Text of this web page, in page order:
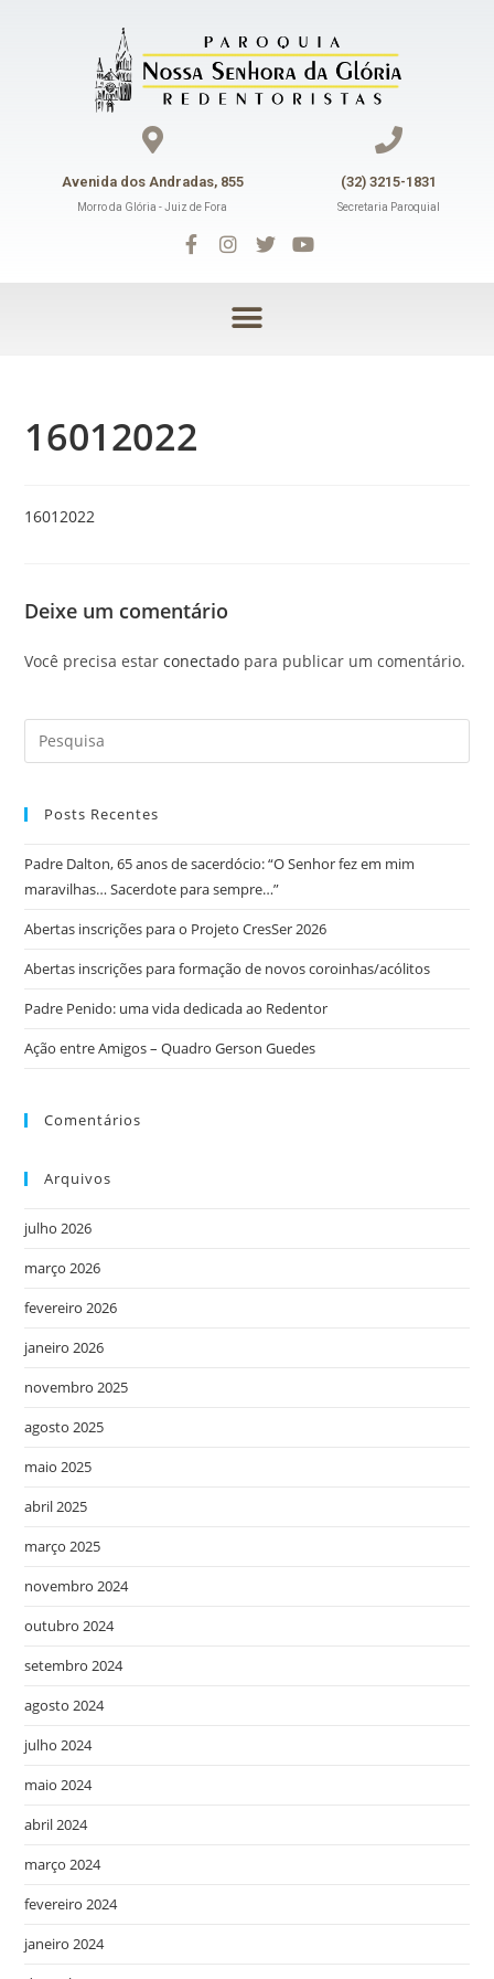
Avenida dos Andradas, 855
Morro da Glória - Juiz de Fora
(32) 3215-1831
Secretaria Paroquial
16012022
16012022
Deixe um comentário
Você precisa estarconectado para publicar um comentário.
Posts Recentes
Padre Dalton, 65 anos de sacerdócio: “O Senhor fez em mim
maravilhas… Sacerdote para sempre…”
Abertas inscrições para o Projeto CresSer 2026
Abertas inscrições para formação de novos coroinhas/acólitos
Padre Penido: uma vida dedicada ao Redentor
Ação entre Amigos – Quadro Gerson Guedes
Comentários
Arquivos
julho 2026
março 2026
fevereiro 2026
janeiro 2026
novembro 2025
agosto 2025
maio 2025
abril 2025
março 2025
novembro 2024
outubro 2024
setembro 2024
agosto 2024
julho 2024
maio 2024
abril 2024
março 2024
fevereiro 2024
janeiro 2024